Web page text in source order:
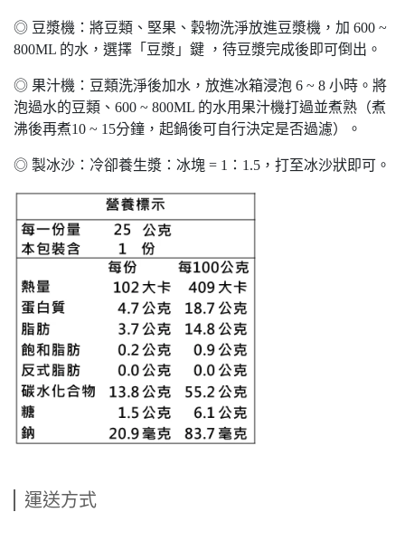
◎ 豆漿機：將豆類、堅果、穀物洗淨放進豆漿機，加 600 ~
800ML 的水，選擇「豆漿」鍵 ，待豆漿完成後即可倒出。
◎ 果汁機：豆類洗淨後加水，放進冰箱浸泡 6 ~ 8 小時。將
泡過水的豆類、600 ~ 800ML 的水用果汁機打過並煮熟（煮
沸後再煮10 ~ 15分鐘，起鍋後可自行決定是否過濾）。
◎ 製冰沙：冷卻養生漿：冰塊 = 1：1.5，打至冰沙狀即可。
運送方式